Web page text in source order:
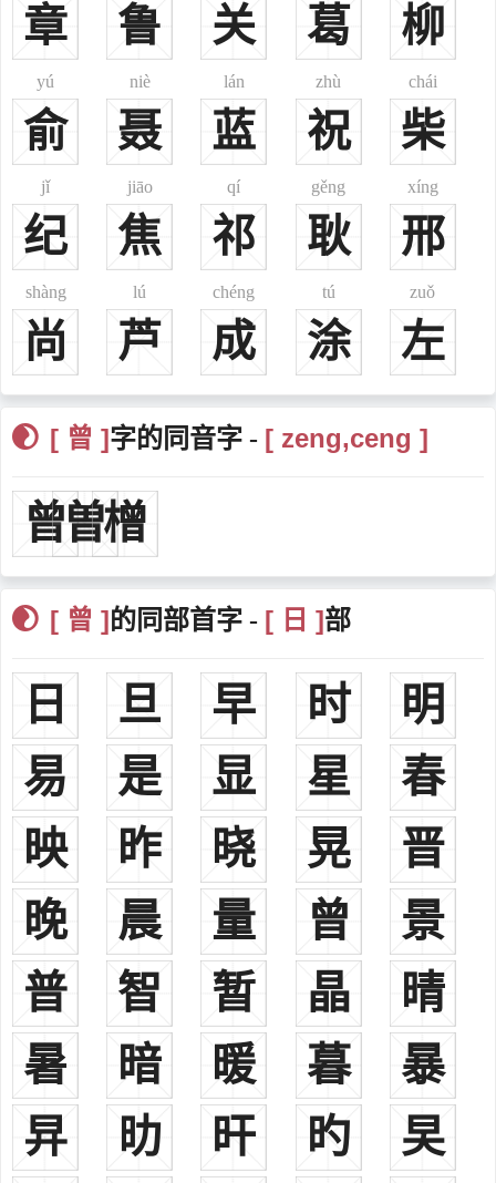
封清源郡公，崇祀泉州府学乡贤祠。遗作有《曾少师诗文集》。
乐二年状元，人称“江西才子”。其为人如泉涌，廷对两万言不打草
稿。曾出任《永乐大典》编纂。曾棨工书法，草书雄放，有晋人风
度。
曾鲁明朝，明朝时新淦人，官拜礼部侍郎，著有《大明集礼》流
传于世。
曾琼明朝，今福建莆田人，明代杰出的画家，其人擅画人像，号
称“如镜取影，妙得神情”。其画法曾风行一时，弟子众多且出众，被
时人称为“波臣派”。
曾铣明朝，明江苏省江都人，嘉靖进士，以御史巡抚山东、山
西，进兵部侍郎。
曾国藩清朝，初名子城，字伯涵，号涤生，谥文正，又名曾传豫
（传字辈），汉族，出生于湖南长沙府湘乡县杨树坪（现属湖南省娄
底市双峰县荷叶镇）。晚清重臣，湘军的创立者和统帅者。清朝军事
家、理学家、政治家、书法家，文学家，晚清散文“湘乡派”创立人。
晚清“中兴四大名臣”之一，官至两江总督、直隶总督、武英殿大学
士，封一等毅勇侯，谥曰文正。
曾姓近代名人
曾秉忠清末（1816—1863），字允堂，今吴川市塘尾街道院村曾
督，受浒职发往两江总督曾国藩军营差遣。
曾国荃（1824—1890），字沅甫，号叔纯，曾国藩弟，贡生出
自。历任陕西、山西巡抚，署两广总督。1884年升任两江总督。
曾纪泽（1839—1890），字颉刚，曾国藩长子，清末外交官。
曾熙（1861—1930），湖南衡阳人。字季子，又字嗣元，更字子
缉，号俟园，晚年自号农髯。工诗文，擅书画。书法自称南宗，与李
瑞清的北宗颉颃，世有“北李南曾”之说。
曾敏行（1827年—1892），字燮堂，今吴川市吴阳镇曾屋村人。
咸丰五年投曾秉忠军伍，历任参将、副将、南韶连镇总兵、贵州威宁
镇、古州镇总兵，记名提督。
曾庆敏（1898—1937），又名泽寰，字渡生，广东东莞人。陆军
第66军159师457旅副旅长。奉令于上海阻敌。江苏江阴与敌激战时，
肉搏殉国。国民政府追赠少将。
曾运乾湖南益阳人，音韵学家，一生撰有《切韵五声五十一纽
考》、《喻母古读考》及《尚书正读》等。
曾山（18991110—1972416），江西吉安人。1934年10月任中共
江西省省委书记。1952年10月，调北京，先后任政务院财经委员会副
章 鲁 关 葛 柳
yú
俞
niè
聂
lán
蓝
zhù
祝
chái
柴
jǐ
纪
jiāo
焦
qí
祁
gěng
耿
xíng
邢
shàng
尚
lú
芦
chéng
成
tú
涂
zuǒ
左
[ 曾 ]字的同音字 - [ zeng,ceng ]
曾曽橧
[ 曾 ]的同部首字 - [ 日 ]部
日 旦 早 时
明
易
是 显 星
春
映
昨 晓 晃
晋
晚
晨 量 曾
景
普
智 暂 晶
晴
暑
暗 暖 暮
暴
㫒
㫑 旰 旳
旲